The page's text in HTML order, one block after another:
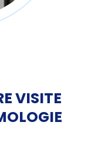
VISITE